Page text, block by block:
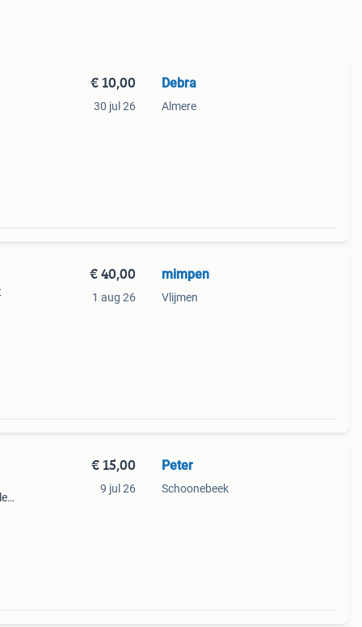
€ 10,00
30 jul 26
Debra
Almere
€ 40,00
1 aug 26
mimpen
Vlijmen
€ 15,00
9 jul 26
Peter
Schoonebeek